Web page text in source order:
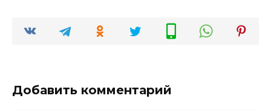
Добавить комментарий